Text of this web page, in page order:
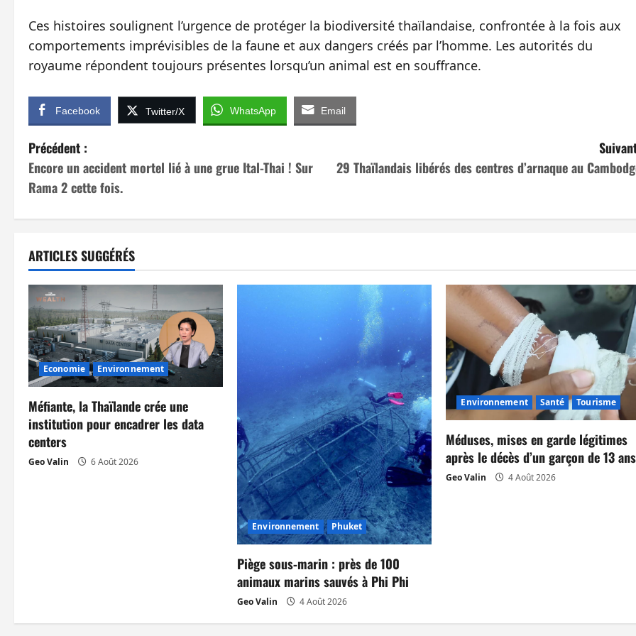
Ces histoires soulignent l’urgence de protéger la biodiversité thaïlandaise, confrontée à la fois aux
comportements imprévisibles de la faune et aux dangers créés par l’homme. Les autorités du
royaume répondent toujours présentes lorsqu’un animal est en souffrance.
Facebook Twitter/X WhatsApp Email
N
a
v
g
a
t
i
o
n
d
c
Précédent :
Encore un accident mortel lié à une grue Ital-Thai ! Sur
Rama 2 cette fois.
29 Thaïlandais libérés des centres d’arnaque au
ARTICLES SUGGÉRÉS
Economie Environnement
Méfiante, la Thaïlande crée une
institution pour encadrer les data
centers
Geo Valin 6 Août 2026
Environnement Phuket
Piège sous‑marin : près de 100
animaux marins sauvés à Phi Phi
Geo Valin 4 Août 2026
Environnement Santé Tourisme
Méduses, mises en garde légitimes
après le décès d’un garçon de 13 ans
Geo Valin 4 Août 2026